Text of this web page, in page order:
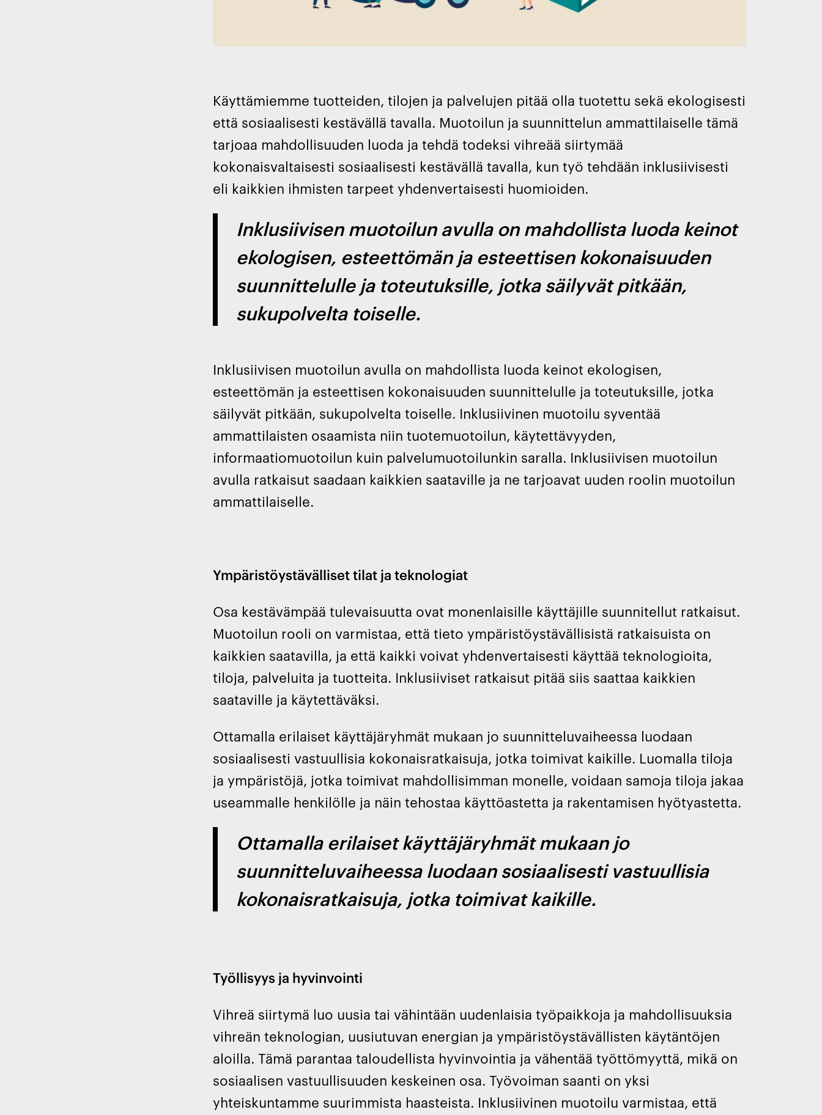
Käyttämiemme tuotteiden, tilojen ja palvelujen pitää olla tuotettu sekä ekologisesti
että sosiaalisesti kestävällä tavalla. Muotoilun ja suunnittelun ammattilaiselle tämä
tarjoaa mahdollisuuden luoda ja tehdä todeksi vihreää siirtymää
kokonaisvaltaisesti sosiaalisesti kestävällä tavalla, kun työ tehdään inklusiivisesti
eli kaikkien ihmisten tarpeet yhdenvertaisesti huomioiden.
Inklusiivisen muotoilun avulla on mahdollista luoda keinot
ekologisen, esteettömän ja esteettisen kokonaisuuden
suunnittelulle ja toteutuksille, jotka säilyvät pitkään,
sukupolvelta toiselle.
Inklusiivisen muotoilun avulla on mahdollista luoda keinot ekologisen,
esteettömän ja esteettisen kokonaisuuden suunnittelulle ja toteutuksille, jotka
säilyvät pitkään, sukupolvelta toiselle. Inklusiivinen muotoilu syventää
ammattilaisten osaamista niin tuotemuotoilun, käytettävyyden,
informaatiomuotoilun kuin palvelumuotoilunkin saralla. Inklusiivisen muotoilun
avulla ratkaisut saadaan kaikkien saataville ja ne tarjoavat uuden roolin muotoilun
ammattilaiselle.
Ympäristöystävälliset tilat ja teknologiat
Osa kestävämpää tulevaisuutta ovat monenlaisille käyttäjille suunnitellut ratkaisut.
Muotoilun rooli on varmistaa, että tieto ympäristöystävällisistä ratkaisuista on
kaikkien saatavilla, ja että kaikki voivat yhdenvertaisesti käyttää teknologioita,
tiloja, palveluita ja tuotteita. Inklusiiviset ratkaisut pitää siis saattaa kaikkien
saataville ja käytettäväksi.
Ottamalla erilaiset käyttäjäryhmät mukaan jo suunnitteluvaiheessa luodaan
sosiaalisesti vastuullisia kokonaisratkaisuja, jotka toimivat kaikille. Luomalla tiloja
ja ympäristöjä, jotka toimivat mahdollisimman monelle, voidaan samoja tiloja jakaa
useammalle henkilölle ja näin tehostaa käyttöastetta ja rakentamisen hyötyastetta.
Ottamalla erilaiset käyttäjäryhmät mukaan jo
suunnitteluvaiheessa luodaan sosiaalisesti vastuullisia
kokonaisratkaisuja, jotka toimivat kaikille.
Työllisyys ja hyvinvointi
Vihreä siirtymä luo uusia tai vähintään uudenlaisia työpaikkoja ja mahdollisuuksia
vihreän teknologian, uusiutuvan energian ja ympäristöystävällisten käytäntöjen
aloilla. Tämä parantaa taloudellista hyvinvointia ja vähentää työttömyyttä, mikä on
sosiaalisen vastuullisuuden keskeinen osa. Työvoiman saanti on yksi
yhteiskuntamme suurimmista haasteista. Inklusiivinen muotoilu varmistaa, että